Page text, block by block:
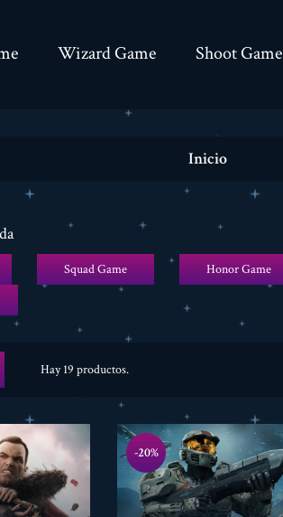
Wizard Game Shoot Game
Inicio
Squad Game Honor Game
Hay 19 productos.
-20%